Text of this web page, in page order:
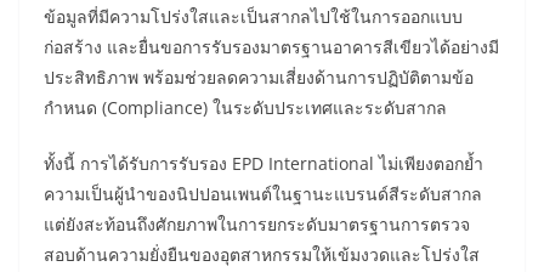
ข้อมูลที่มีความโปร่งใสและเป็นสากลไปใช้ในการออกแบบ
ก่อสร้าง และยื่นขอการรับรองมาตรฐานอาคารสีเขียวได้อย่างมี
ประสิทธิภาพ พร้อมช่วยลดความเสี่ยงด้านการปฏิบัติตามข้อ
กำหนด (Compliance) ในระดับประเทศและระดับสากล
ทั้งนี้ การได้รับการรับรอง EPD International ไม่เพียงตอกย้ำ
ความเป็นผู้นำของนิปปอนเพนต์ในฐานะแบรนด์สีระดับสากล
แต่ยังสะท้อนถึงศักยภาพในการยกระดับมาตรฐานการตรวจ
สอบด้านความยั่งยืนของอุตสาหกรรมให้เข้มงวดและโปร่งใส